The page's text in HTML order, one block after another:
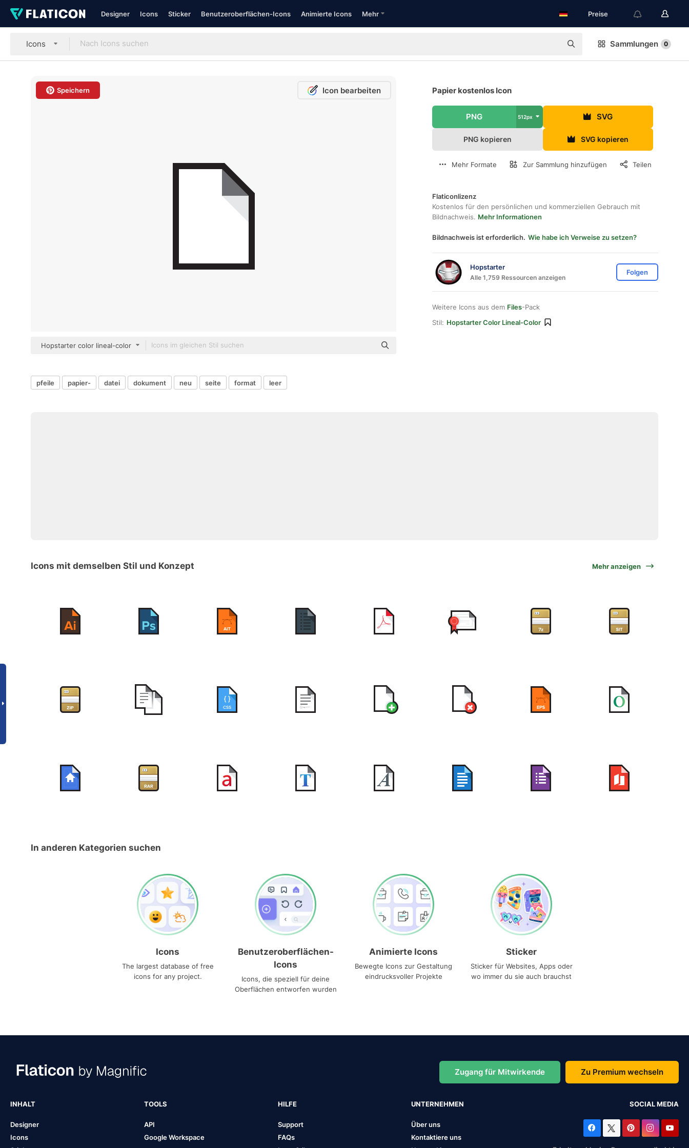
Designer Icons Sticker Benutzeroberflächen-Icons Animierte Icons Mehr Preise
Icons Sammlungen 0
Speichern Icon bearbeiten
Hopstarter color lineal-color
Papier kostenlos Icon
PNG 512px SVG
PNG kopieren SVG kopieren
Mehr Formate Zur Sammlung hinzufügen Teilen
Flaticonlizenz
Kostenlos für den persönlichen und kommerziellen Gebrauch mit
Bildnachweis. Mehr Informationen
Bildnachweis ist erforderlich. Wie habe ich Verweise zu setzen?
Hopstarter
Alle 1,759 Ressourcen anzeigen
Folgen
Weitere Icons aus dem Files-Pack
Stil: Hopstarter Color Lineal-Color
pfeile papier- datei dokument neu seite format leer
Icons mit demselben Stil und Konzept Mehr anzeigen
In anderen Kategorien suchen
Icons
The largest database of free
icons for any project.
Benutzeroberflächen-
Icons
Icons, die speziell für deine
Oberflächen entworfen wurden
Animierte Icons
Bewegte Icons zur Gestaltung
eindrucksvoller Projekte
Sticker
Sticker für Websites, Apps oder
wo immer du sie auch brauchst
Zugang für Mitwirkende Zu Premium wechseln
INHALT
Designer
Icons
TOOLS
API
Google Workspace
HILFE
Support
FAQs
UNTERNEHMEN
Über uns
Kontaktiere uns
SOCIAL MEDIA